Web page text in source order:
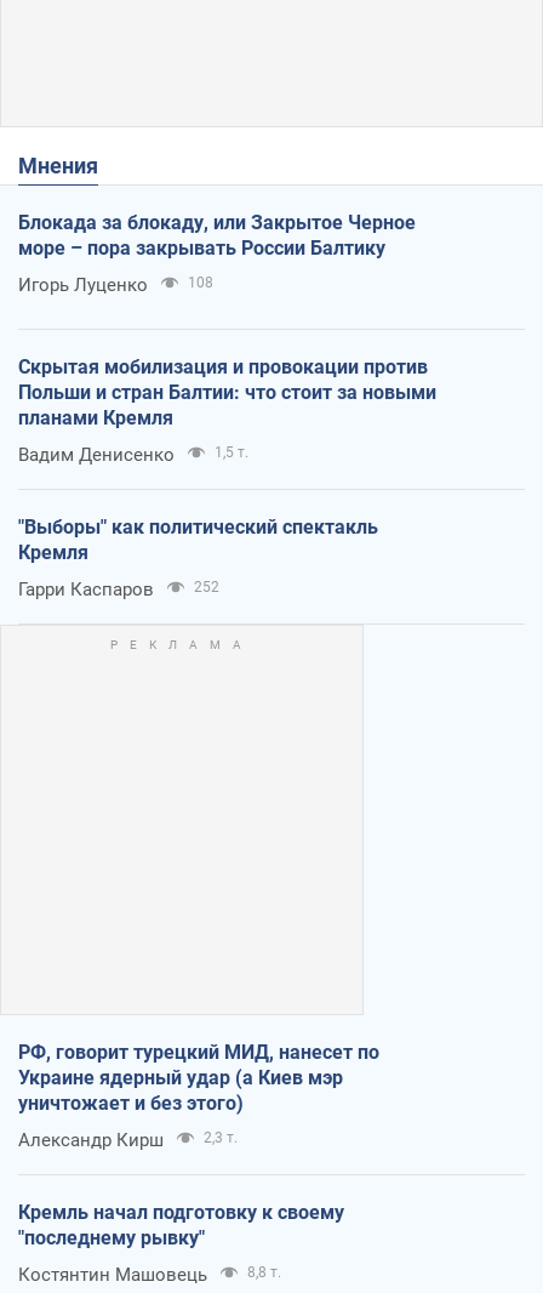
Мнения
Блокада за блокаду, или Закрытое Черное
море – пора закрывать России Балтику
Игорь Луценко 108
Скрытая мобилизация и провокации против
Польши и стран Балтии: что стоит за новыми
планами Кремля
Вадим Денисенко 1,5 т.
"Выборы" как политический спектакль
Кремля
Гарри Каспаров 252
РФ, говорит турецкий МИД, нанесет по
Украине ядерный удар (а Киев мэр
уничтожает и без этого)
Александр Кирш 2,3 т.
Кремль начал подготовку к своему
"последнему рывку"
Костянтин Машовець 8,8 т.